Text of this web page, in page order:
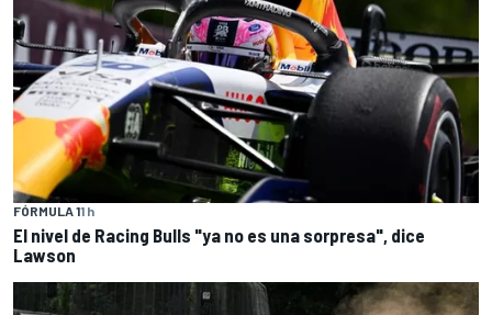
FÓRMULA 11 h
El nivel de Racing Bulls "ya no es una sorpresa", dice
Lawson